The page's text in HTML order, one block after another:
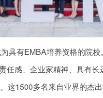
具有EMBA培养资格的院
感、企业家精神、具有长
这1500多名来自业界的杰